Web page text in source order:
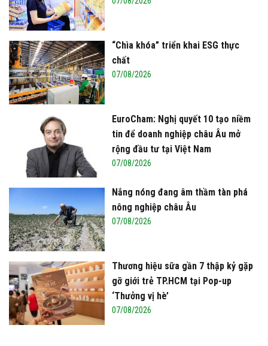
“Chìa khóa” triển khai ESG thực
chất
07/08/2026
EuroCham: Nghị quyết 10 tạo niềm
tin để doanh nghiệp châu Âu mở
rộng đầu tư tại Việt Nam
07/08/2026
Nắng nóng đang âm thầm tàn phá
nông nghiệp châu Âu
07/08/2026
Thương hiệu sữa gần 7 thập kỷ gặp
gỡ giới trẻ TP.HCM tại Pop-up
‘Thưởng vị hè’
07/08/2026